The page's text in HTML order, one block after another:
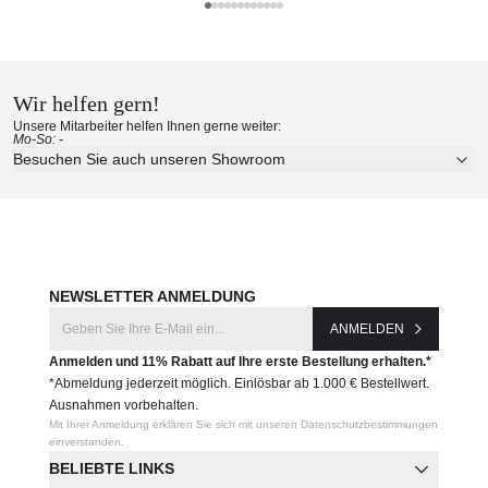
380SERVOPLUVIO
Hersteller:
Erleben Sie unsere Stoffe und Materialien ganz in Ruhe in
Ihren eigenen vier Wänden.
Aktuelle Originalstoffe des Herstellers
Wir helfen gern!
Unsere Mitarbeiter helfen Ihnen gerne weiter:
Mo-So: -
Besuchen Sie auch unseren Showroom
BELIEBTE LINKS
NEWSLETTER ANMELDUNG
ANMELDEN
Anmelden und 11% Rabatt auf Ihre erste Bestellung erhalten.*
*Abmeldung jederzeit möglich. Einlösbar ab 1.000 € Bestellwert.
Ausnahmen vorbehalten.
Mit Ihrer Anmeldung erklären Sie sich mit unseren Datenschutzbestimmungen
einverstanden.